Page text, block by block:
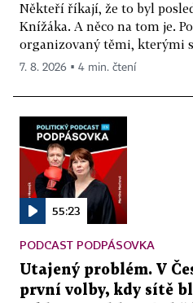
Někteří říkají, že to byl
Knížáka. A něco na tom je.
organizovaný těmi, kterými
7. 8. 2026 ▪ 4 min. čtení
55:23
PODCAST PODPÁSOVKA
Utajený problém. V
první volby, kdy sítě